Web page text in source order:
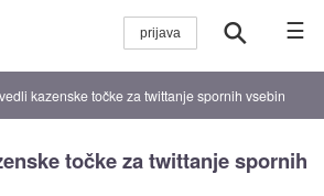
☰
kazenske točke za twittanje spornih vsebin
točke za twittanje spornih